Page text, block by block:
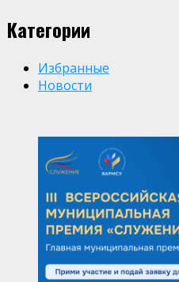
Категории
Избранные
Новости